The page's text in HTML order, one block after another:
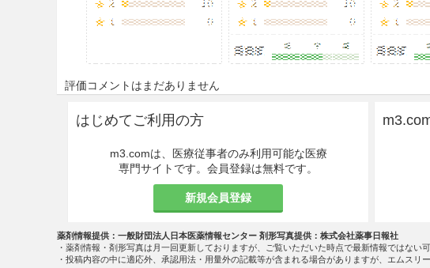
手術室・病室・家具・器具・物品などの消
ベ
結膜嚢の洗浄・消毒
ベ
注意事項
本剤は濃度に注意して使用すること。
炎症又は易刺激性の部位（粘膜、陰股部等）
用するよりも低濃度とすることが望ましい。
評価コメントはまだありません
はじめてご利用の方
m3.comは、医療従事者のみ利用可能な医療
専門サイトです。会員登録は無料です。
新規会員登録
薬剤情報提供：一般財団法人日本医薬情報センター 剤形写真提供：株式会社薬事日報社
・薬剤情報・剤形写真は月一回更新しておりますが、ご覧いただいた時点で最新情報ではな
・投稿内容の中に適応外、承認用法・用量外の記載等が含まれる場合がありますが、エムスリ